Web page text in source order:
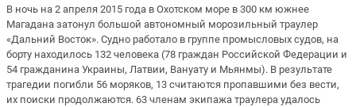
В ночь на 2 апреля 2015 года в Охотском море в 300 км южнее
Магадана затонул большой автономный морозильный траулер
«Дальний Восток». Судно работало в группе промысловых судов, на
борту находилось 132 человека (78 граждан Российской Федерации и
54 гражданина Украины, Латвии, Вануату и Мьянмы). В результате
трагедии погибли 56 моряков, 13 считаются пропавшими без вести,
их поиски продолжаются. 63 членам экипажа траулера удалось